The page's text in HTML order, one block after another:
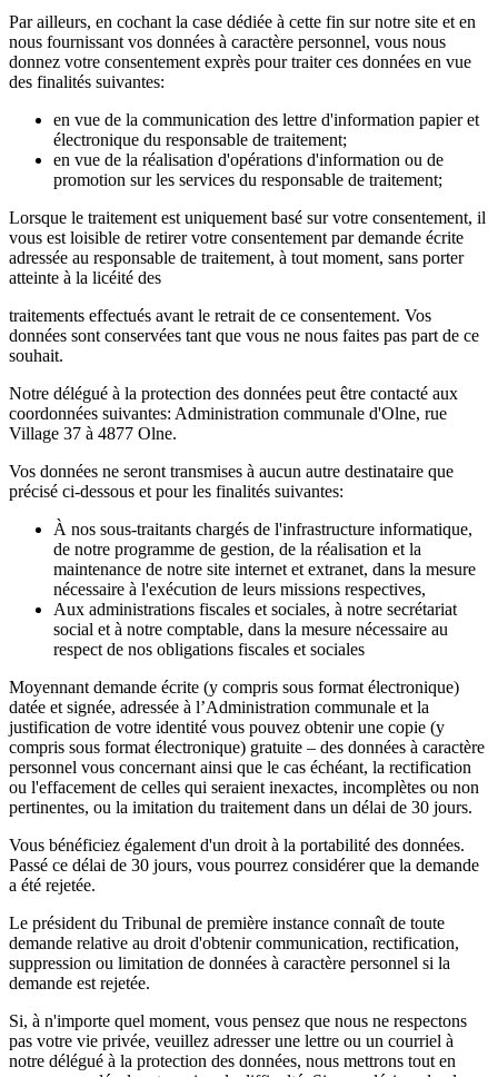
Par ailleurs, en cochant la case dédiée à cette fin sur notre site et en
nous fournissant vos données à caractère personnel, vous nous
donnez votre consentement exprès pour traiter ces données en vue
des finalités suivantes:
en vue de la communication des lettre d'information papier et
électronique du responsable de traitement;
en vue de la réalisation d'opérations d'information ou de
promotion sur les services du responsable de traitement;
Lorsque le traitement est uniquement basé sur votre consentement, il
vous est loisible de retirer votre consentement par demande écrite
adressée au responsable de traitement, à tout moment, sans porter
atteinte à la licéité des
traitements effectués avant le retrait de ce consentement. Vos
données sont conservées tant que vous ne nous faites pas part de ce
souhait.
Notre délégué à la protection des données peut être contacté aux
coordonnées suivantes: Administration communale d'Olne, rue
Village 37 à 4877 Olne.
Vos données ne seront transmises à aucun autre destinataire que
précisé ci-dessous et pour les finalités suivantes:
À nos sous-traitants chargés de l'infrastructure informatique,
de notre programme de gestion, de la réalisation et la
maintenance de notre site internet et extranet, dans la mesure
nécessaire à l'exécution de leurs missions respectives,
Aux administrations fiscales et sociales, à notre secrétariat
social et à notre comptable, dans la mesure nécessaire au
respect de nos obligations fiscales et sociales
Moyennant demande écrite (y compris sous format électronique)
datée et signée, adressée à l’Administration communale et la
justification de votre identité vous pouvez obtenir une copie (y
compris sous format électronique) gratuite – des données à caractère
personnel vous concernant ainsi que le cas échéant, la rectification
ou l'effacement de celles qui seraient inexactes, incomplètes ou non
pertinentes, ou la imitation du traitement dans un délai de 30 jours.
Vous bénéficiez également d'un droit à la portabilité des données.
Passé ce délai de 30 jours, vous pourrez considérer que la demande
a été rejetée.
Le président du Tribunal de première instance connaît de toute
demande relative au droit d'obtenir communication, rectification,
suppression ou limitation de données à caractère personnel si la
demande est rejetée.
Si, à n'importe quel moment, vous pensez que nous ne respectons
pas votre vie privée, veuillez adresser une lettre ou un courriel à
notre délégué à la protection des données, nous mettrons tout en